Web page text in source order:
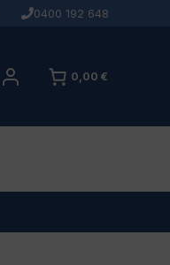
0400 192 648
0,00 €